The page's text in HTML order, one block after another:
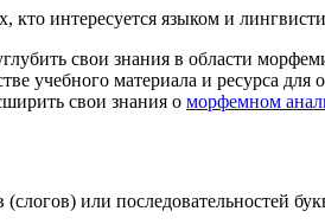
кто интересуется языком и
свои знания в области
учебного материала и ресурса
свои знания о морфемном
или последовательностей